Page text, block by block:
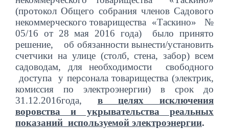
(протокол Общего собрания членов Садового
некоммерческого товарищества «Таскино» №
05/16 от 28 мая 2016 года)было принято
решение,об обязанности вынести/установить
счетчики на улице (столб, стена, забор) всем
садоводам, для необходимости свободного
доступа у персонала товарищества (электрик,
комиссия по электроэнергии) в срок до
31.12.2016года, в целях исключения
воровства и укрывательствареальных
показаний используемой электроэнергии.